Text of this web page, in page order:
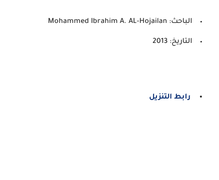
الباحث: Mohammed Ibrahim A. AL-Hojailan
التاريخ: 2013
رابط التنزيل